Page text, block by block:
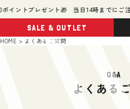
ントプレゼント🎁 当日14時までにご注
HOME よくあるご質問
Q&A
よくある
SALE & OUTLET